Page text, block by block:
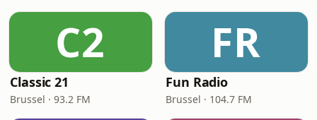
C2
Classic 21
Brussel · 93.2 FM
FR
Fun Radio
Brussel · 104.7 FM